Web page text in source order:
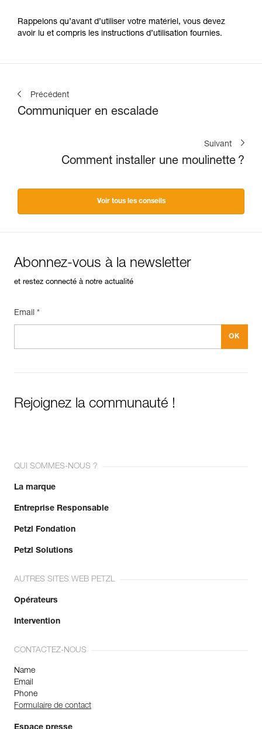
Rappelons qu’avant d’utiliser votre matériel, vous devez
avoir lu et compris les instructions d’utilisation fournies.
Précédent
Communiquer en escalade
Suivant
Comment installer une moulinette ?
Voir tous les conseils
Abonnez-vous à la newsletter
et restez connecté à notre actualité
Email *
Rejoignez la communauté !
QUI SOMMES-NOUS ?
La marque
Entreprise Responsable
Petzl Fondation
Petzl Solutions
AUTRES SITES WEB PETZL
Opérateurs
Intervention
CONTACTEZ-NOUS
Name
Email
Phone
Formulaire de contact